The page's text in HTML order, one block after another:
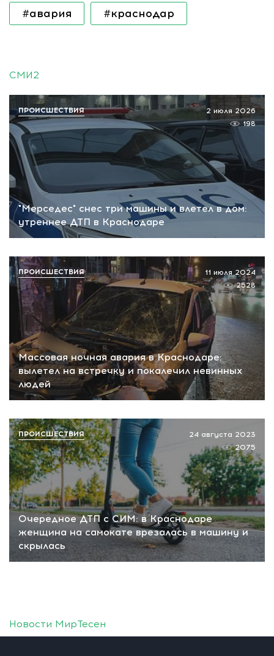
#авария #краснодар
СМИ2
"Мерседес" снес три машины и влетел в дом:
утреннее ДТП в Краснодаре
2 июля 2026
198
ПРОИСШЕСТВИЯ
Массовая ночная авария в Краснодаре:
вылетел на встречку и покалечил невинных
людей
11 июля 2024
2528
ПРОИСШЕСТВИЯ
Очередное ДТП с СИМ: в Краснодаре
женщина на самокате врезалась в машину и
скрылась
24 августа 2023
2075
ПРОИСШЕСТВИЯ
Новости МирТесен